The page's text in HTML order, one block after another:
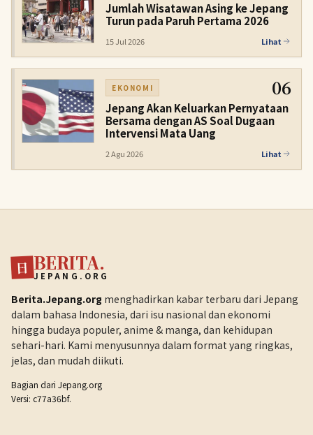
Jumlah Wisatawan Asing ke Jepang
Turun pada Paruh Pertama 2026
15 Jul 2026 Lihat
EKONOMI 06
Jepang Akan Keluarkan Pernyataan
Bersama dengan AS Soal Dugaan
Intervensi Mata Uang
2 Agu 2026 Lihat
日 BERITA.
JEPANG.ORG
Berita.Jepang.org menghadirkan kabar terbaru dari Jepang
dalam bahasa Indonesia, dari isu nasional dan ekonomi
hingga budaya populer, anime & manga, dan kehidupan
sehari-hari. Kami menyusunnya dalam format yang ringkas,
jelas, dan mudah diikuti.
Bagian dari Jepang.org
Versi: c77a36bf.